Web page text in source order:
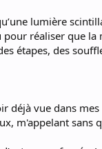
lumière
réaliser que la
étapes, des
déjà vue dans
m'appelant sans